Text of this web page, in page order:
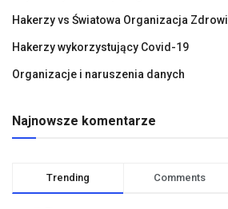
Hakerzy vs Światowa Organizacja
Hakerzy wykorzystujący Covid-19
Organizacje i naruszenia danych
Najnowsze komentarze
Trending Comments